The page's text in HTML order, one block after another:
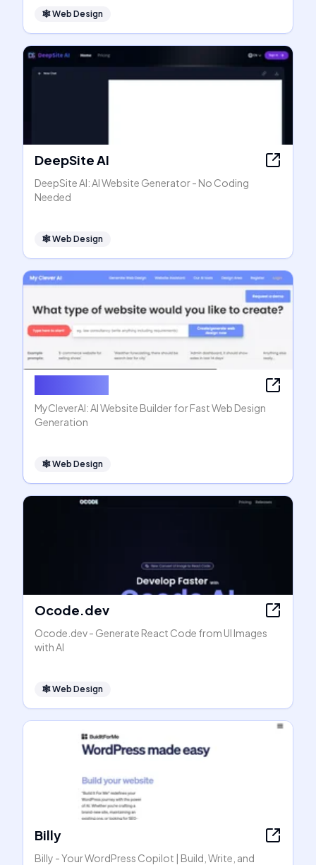
🕸Web Design
DeepSite AI
DeepSite AI: AI Website Generator - No Coding
Needed
🕸Web Design
MyCleverAI: AI Website Builder for Fast Web Design
Generation
🕸Web Design
Ocode.dev
Ocode.dev - Generate React Code from UI Images
with AI
🕸Web Design
Billy
Billy - Your WordPress Copilot | Build, Write, and